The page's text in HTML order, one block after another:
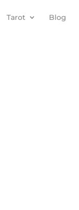
Tarot Blog